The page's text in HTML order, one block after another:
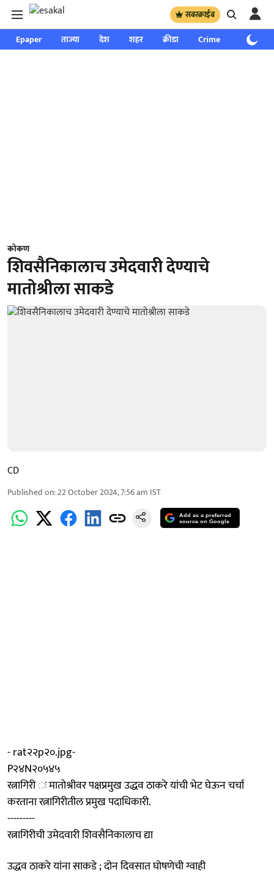
सबस्क्राईब
Epaper ताज्या देश शहर क्रीडा Crime साप्ताहिक
कोकण
शिवसैनिकालाच उमेदवारी देण्याचे
मातोश्रीला साकडे
CD
Published on:22 October 2024, 7:56 am IST
Add as a preferred
source on Google
- rat२२p२०.jpg-
P२४N२०५४५
रत्नागिरी ः मातोश्रीवर पक्षप्रमुख उद्धव ठाकरे यांची भेट घेऊन चर्चा
करताना रत्नागिरीतील प्रमुख पदाधिकारी.
---------
रत्नागिरीची उमेदवारी शिवसैनिकालाच द्या
उद्धव ठाकरे यांना साकडे ; दोन दिवसात घोषणेची ग्वाही